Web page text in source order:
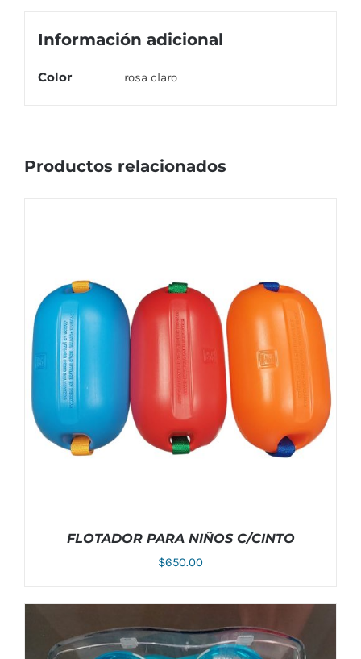
Información adicional
Color rosa claro
Productos relacionados
FLOTADOR PARA NIÑOS C/CINTO
$650.00